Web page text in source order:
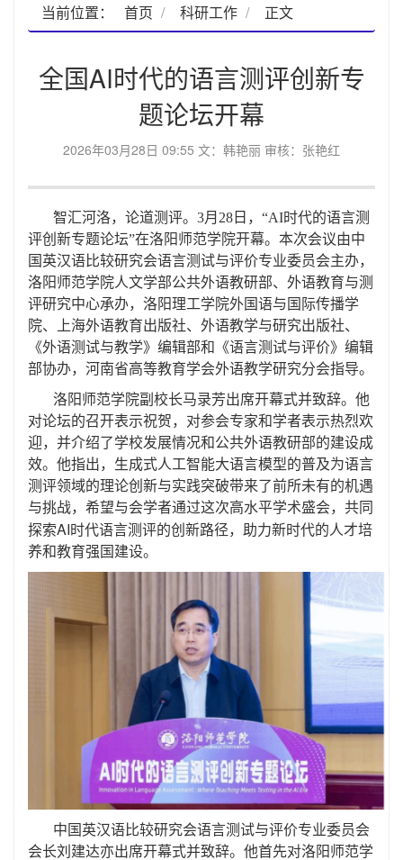
当前位置： 首页 科研工作 正文
全国AI时代的语言测评创新专
题论坛开幕
2026年03月28日 09:55 文：韩艳丽 审核：张艳红
智汇河洛，论道测评。 3月28 日， “AI时代的语言测
评创新专题论坛”在洛阳师范学院开幕。 本次会议由中
国英汉语比较研究会语言测试与评价专业委员会主办，
洛阳师范学院人文学部公共外语教研部、 外语教育与测
评研究中心承办，洛阳理工学院外国语与国际传播学
院、上海外语教育出版社、外语教学与研究出版社、
《外语测试与教学》 编辑部和 《语言测试与评价》 编辑
部协办，河南省高等教育学会外语教学研究分会指导。
洛阳师范学院副校长马录芳出席开幕式并致辞。他
对论坛的召开表示祝贺，对参会专家和学者表示热烈欢
迎，并介绍了学校发展情况和公共外语教研部的建设成
效。他指出，生成式人工智能大语言模型的普及为语言
测评领域的理论创新与实践突破带来了前所未有的机遇
与挑战，希望与会学者通过这次高水平学术盛会，共同
探索AI时代语言测评的创新路径，助力新时代的人才培
养和教育强国建设。
中国英汉语比较研究会语言测试与评价专业委员会
会长刘建达亦出席开幕式并致辞。他首先对洛阳师范学